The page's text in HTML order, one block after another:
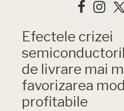
Efectele crizei
de livrare mai
favorizarea
profitabile